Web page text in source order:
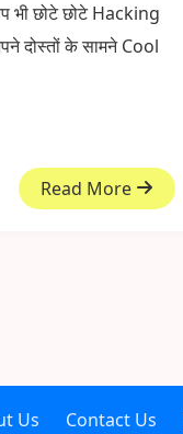
भी छोटे छोटे Hacking
दोस्तों के सामने Cool
Read More
Us Contact Us